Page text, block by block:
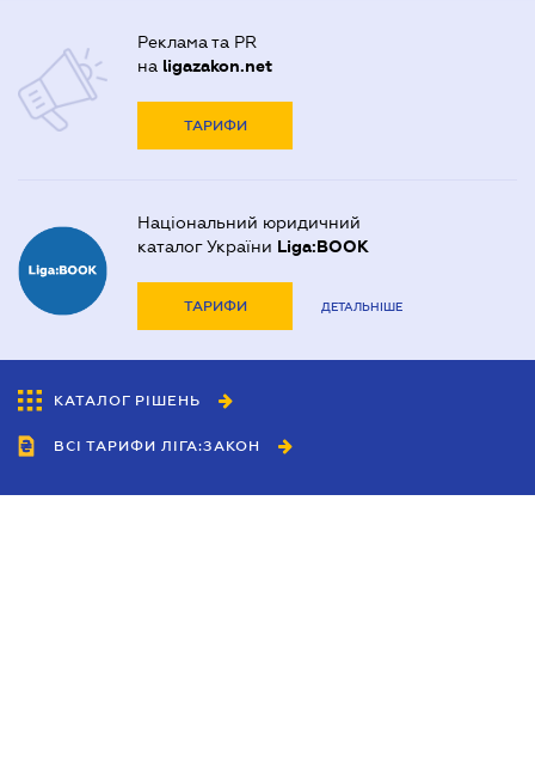
Реклама та PR
на ligazakon.net
ТАРИФИ
Національний юридичний
каталог України Liga:BOOK
ТАРИФИ ДЕТАЛЬНІШЕ
КАТАЛОГ РІШЕНЬ
ВСІ ТАРИФИ ЛІГА:ЗАКОН